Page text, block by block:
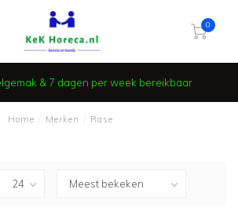
0
& 7 dagen per week bereikbaar
Home Merken Rase